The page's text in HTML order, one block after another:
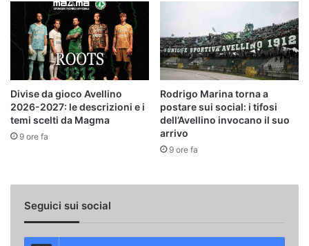
Divise da gioco Avellino
2026-2027: le descrizioni e i
temi scelti da Magma
9 ore fa
Rodrigo Marina torna a
postare sui social: i tifosi
dell’Avellino invocano il suo
arrivo
9 ore fa
Seguici sui social